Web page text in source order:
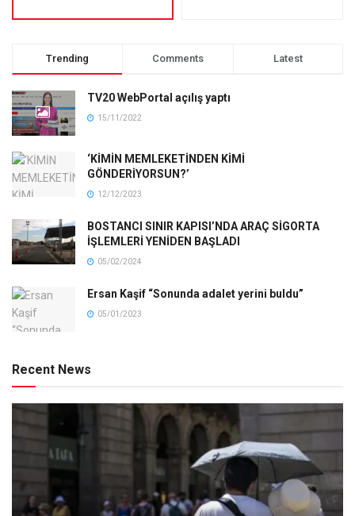
Trending Comments Latest
TV20 WebPortal açılış yaptı
15/11/2022
‘KİMİN MEMLEKETİNDEN KİMİ
GÖNDERİYORSUN?’
12/12/2023
BOSTANCI SINIR KAPISI’NDA ARAÇ SİGORTA
İŞLEMLERİ YENİDEN BAŞLADI
05/02/2024
Ersan Kaşif “Sonunda adalet yerini buldu”
05/01/2023
Recent News